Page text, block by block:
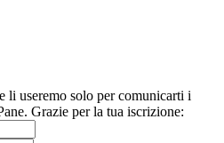
li useremo solo per comunicarti i
Grazie per la tua iscrizione: